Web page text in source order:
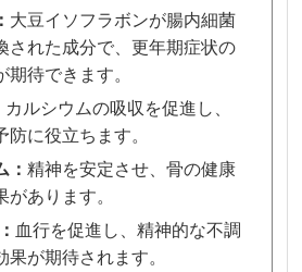
大豆イソフラボンが腸内細菌
された成分で、更年期症状の
期待できます。
カルシウムの吸収を促進し、
防に役立ちます。
：精神を安定させ、骨の健康
があります。
血行を促進し、精神的な不調
果が期待されます。